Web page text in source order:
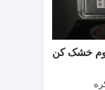
خشک کن